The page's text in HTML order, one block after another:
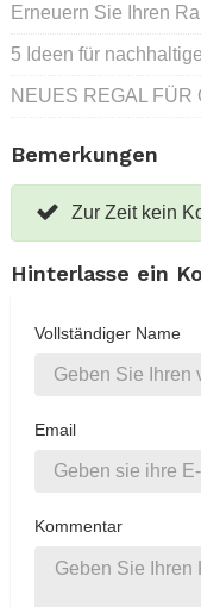
Erneuern Sie Ihren
5 Ideen für
NEUES REGAL FÜR
Bemerkungen
Zur Zeit kein
Hinterlasse ein
Vollständiger Name
Email
Kommentar